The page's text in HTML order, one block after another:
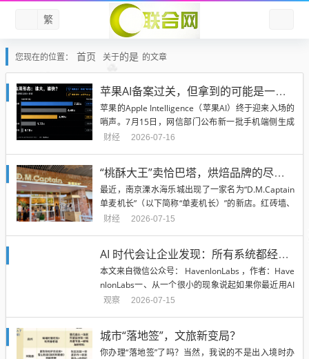
繁
您现在的位置： 首页 关于的是 的文章
苹果AI备案过关，但拿到的可能是一张旧门票
苹果的Apple Intelligence（苹果AI）终于迎来入场的
哨声。7月15日，网信部门公布新一批手机端侧生成
式人工智能服务备案信息，共七款产品完成备案，分
比亚豆包手机大模型。...
财经 2026-07-16
“桃酥大王”卖恰巴塔，烘焙品牌的尽头是开餐厅？
最近，南京溧水海乐城出现了一家名为“D.M.Captain
单麦机长”（以下简称“单麦机长）”的新店。红砖墙、
落地窗，货品橱窗里摆的是恰巴塔和可颂——怎么看
酥+中式点心”开出近700家门店的中式烘焙巨头，...
财经 2026-07-15
AI 时代会让企业发现：所有系统都经不起无限审查
本文来自微信公众号： HavenlonLabs ，作者：Have
nlonLabs一、从一个很小的现象说起如果你最近用AI
写过东西，大概率经历过这样一个循环。你让一个AI
有些松散、观点缺少支撑。你老老实实改...
观察 2026-07-15
城市“落地签”，文旅新变局？
你办理“落地签”了吗？当然，我说的不是出入境时办